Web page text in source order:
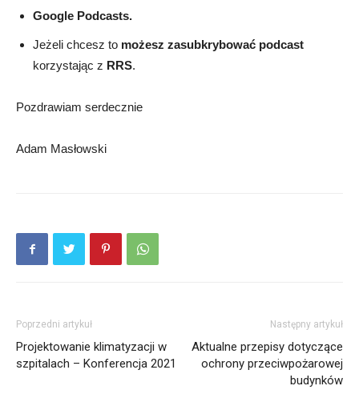
Google Podcasts.
Jeżeli chcesz to możesz zasubkrybować podcast
korzystając z RRS.
Pozdrawiam serdecznie
Adam Masłowski
Poprzedni artykuł
Projektowanie klimatyzacji w
szpitalach – Konferencja 2021
Następny artykuł
Aktualne przepisy dotyczące
ochrony przeciwpożarowej
budynków